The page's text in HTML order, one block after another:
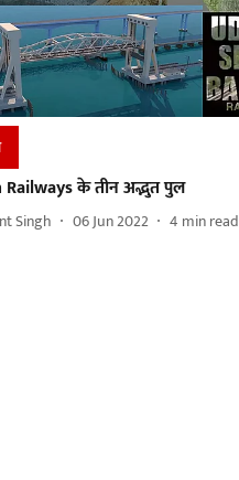
Railways के तीन अद्भुत पुल
Singh 06 Jun 2022 4 min read